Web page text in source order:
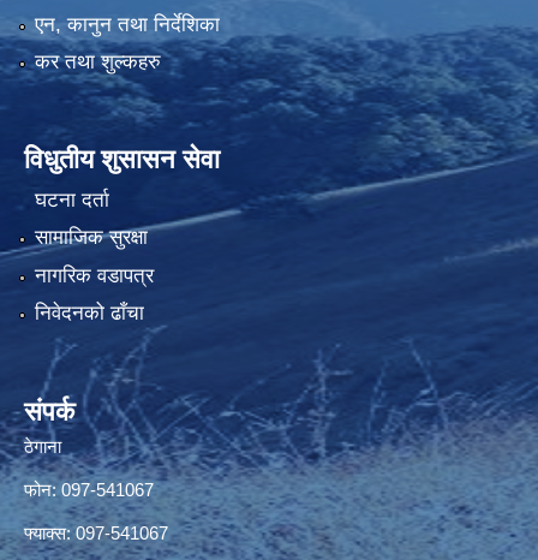
एन, कानुन तथा निर्देशिका
कर तथा शुल्कहरु
विधुतीय शुसासन सेवा
घटना दर्ता
सामाजिक सुरक्षा
नागरिक वडापत्र
निवेदनको ढाँचा
संपर्क
ठेगाना
फोन: 097-541067
फ्याक्स: 097-541067